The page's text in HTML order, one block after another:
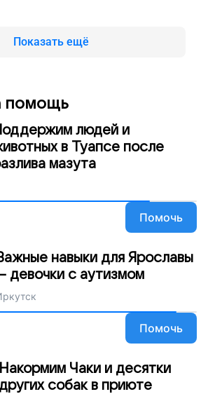
Показать ещё
помощь
людей и
в Туапсе после
мазута
Помочь
навыки для Ярославы
девочки с аутизмом
Помочь
Накормим Чаки и десятки
других собак в приюте